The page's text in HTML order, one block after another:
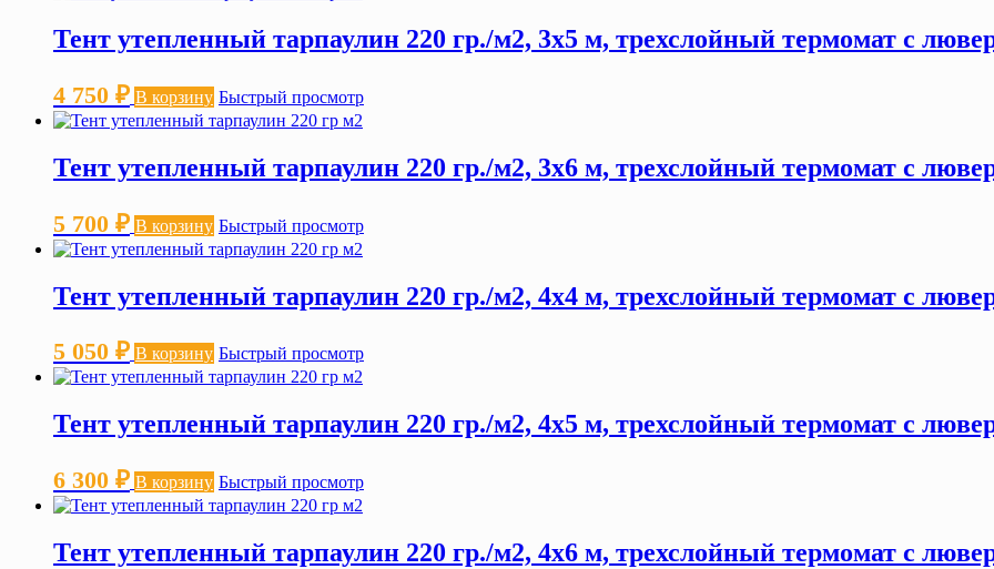
Тент утепленный тарпаулин 220 гр./м2, 3х5 м, трехслойный термомат с
4 750 ₽ В корзину Быстрый просмотр
Тент утепленный тарпаулин 220 гр./м2, 3х6 м, трехслойный термомат с
5 700 ₽ В корзину Быстрый просмотр
Тент утепленный тарпаулин 220 гр./м2, 4х4 м, трехслойный термомат с
5 050 ₽ В корзину Быстрый просмотр
Тент утепленный тарпаулин 220 гр./м2, 4х5 м, трехслойный термомат с
6 300 ₽ В корзину Быстрый просмотр
Тент утепленный тарпаулин 220 гр./м2, 4х6 м, трехслойный термомат с